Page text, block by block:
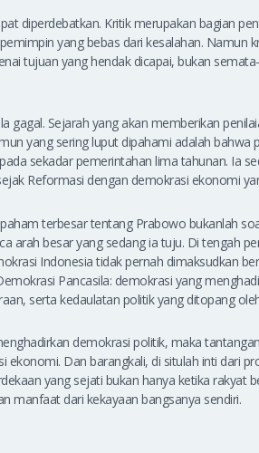
diperdebatkan. Kritik merupakan bagian
yang bebas dari kesalahan. Namun
tujuan yang hendak dicapai, bukan
gagal. Sejarah yang akan memberikan
yang sering luput dipahami adalah bahwa
sekadar pemerintahan lima tahunan. Ia
Reformasi dengan demokrasi ekonomi
terbesar tentang Prabowo bukanlah
arah besar yang sedang ia tuju. Di tengah
Indonesia tidak pernah dimaksudkan
Pancasila: demokrasi yang
serta kedaulatan politik yang ditopang
demokrasi politik, maka
ekonomi. Dan barangkali, di situlah inti dari
yang sejati bukan hanya ketika rakyat
manfaat dari kekayaan bangsanya sendiri.